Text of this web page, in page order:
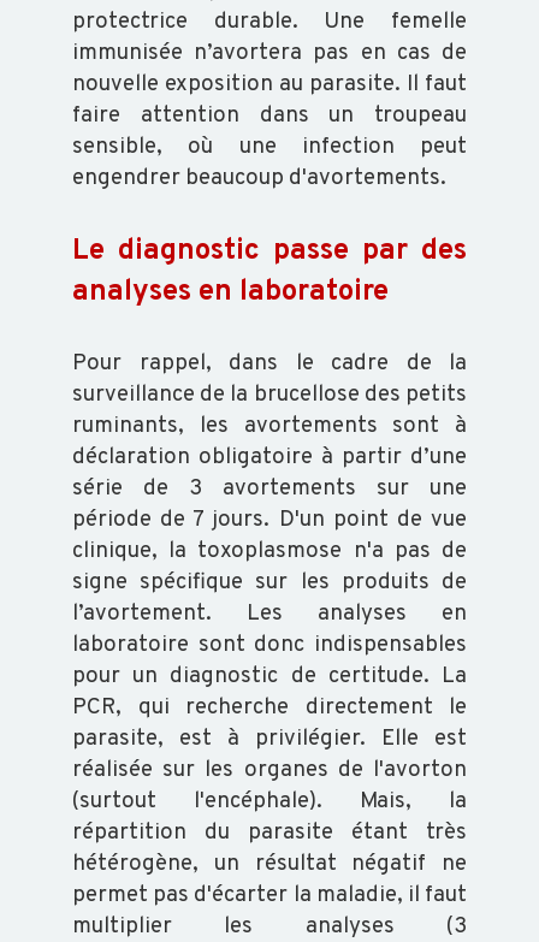
ORGANISATION
FORMATION
VOUS
FORMER
CATALOGUE
DOCUMENTS
GÉNÉRAUX
SALMONELLES
protectrice durable. Une femelle
immunisée n’avortera pas en cas de
nouvelle exposition au parasite. Il faut
faire attention dans un troupeau
sensible, où une infection peut
engendrer beaucoup d'avortements.
Le diagnostic passe par des
analyses en laboratoire
Pour rappel, dans le cadre de la
surveillance de la brucellose des petits
ruminants, les avortements sont à
déclaration obligatoire à partir d’une
série de 3 avortements sur une
période de 7 jours. D'un point de vue
clinique, la toxoplasmose n'a pas de
signe spécifique sur les produits de
l’avortement. Les analyses en
laboratoire sont donc indispensables
pour un diagnostic de certitude. La
PCR, qui recherche directement le
parasite, est à privilégier. Elle est
réalisée sur les organes de l'avorton
(surtout l'encéphale). Mais, la
répartition du parasite étant très
hétérogène, un résultat négatif ne
permet pas d'écarter la maladie, il faut
multiplier les analyses (3